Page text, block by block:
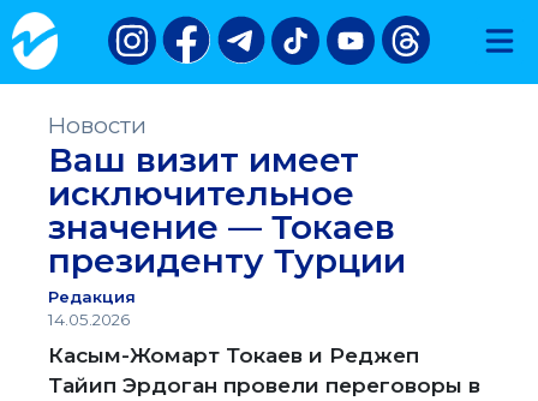
Новости
Ваш визит имеет
исключительное
значение — Токаев
президенту Турции
Редакция
14.05.2026
Касым-Жомарт Токаев и Реджеп
Тайип Эрдоган провели переговоры в